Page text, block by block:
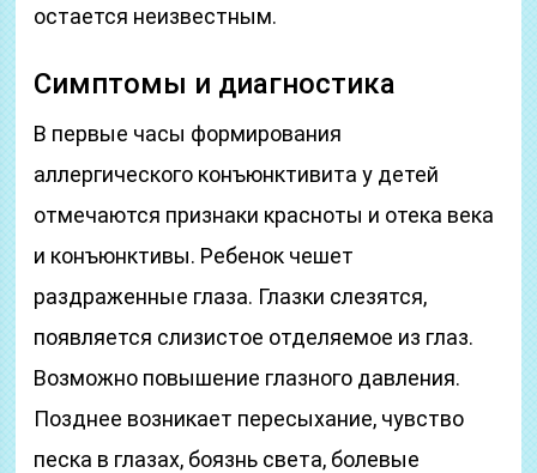
остается неизвестным.
Симптомы и диагностика
В первые часы формирования
аллергического конъюнктивита у детей
отмечаются признаки красноты и отека века
и конъюнктивы. Ребенок чешет
раздраженные глаза. Глазки слезятся,
появляется слизистое отделяемое из глаз.
Возможно повышение глазного давления.
Позднее возникает пересыхание, чувство
песка в глазах, боязнь света, болевые